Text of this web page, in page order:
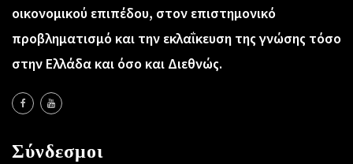
οικονομικού επιπέδου, στον επιστημονικό
προβληματισμό και την εκλαΐκευση της γνώσης τόσο
στην Ελλάδα και όσο και Διεθνώς.
Σύνδεσμοι